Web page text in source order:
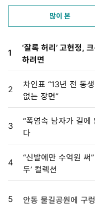
많이 본
1
‘잘록 허리’ 고현정,
하려면
2
차인표 “13년 전 동
없는 장면”
3
“폭염속 남자가 길
다
4
“신발에만 수억원 써
두’ 컬렉션
5 안동 물길공원에 구